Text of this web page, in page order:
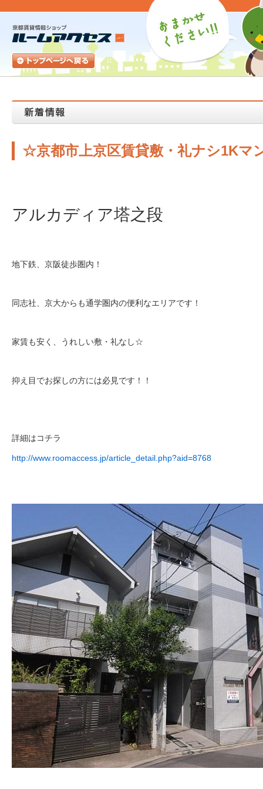
☆京都市上京区賃貸敷・礼ナシ1Kマ
アルカディア塔之段
地下鉄、京阪徒歩圏内！
同志社、京大からも通学圏内の便利なエリアです！
家賃も安く、うれしい敷・礼なし☆
抑え目でお探しの方には必見です！！
詳細はコチラ
http://www.roomaccess.jp/article_detail.php?aid=8768